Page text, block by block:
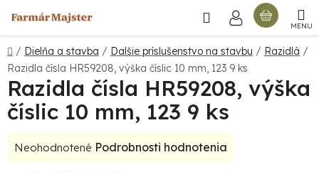
na
obsah
Hľadať
Domov
/ Dielňa a stavba / Dalšie príslušenstvo na stavbu / Razidlá /
Razidla čísla HR59208, výška číslic 10 mm, 123 9 ks
Razidla čísla HR59208, výška
číslic 10 mm, 123 9 ks
Priemerné
Neohodnotené Podrobnosti hodnotenia